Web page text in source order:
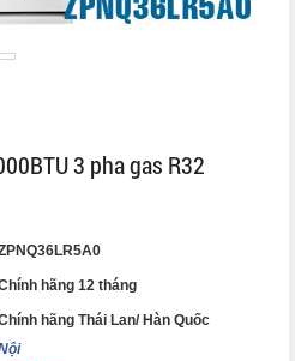
3 pha gas R32
hãng 12 tháng
hãng Thái Lan/ Hàn Quốc